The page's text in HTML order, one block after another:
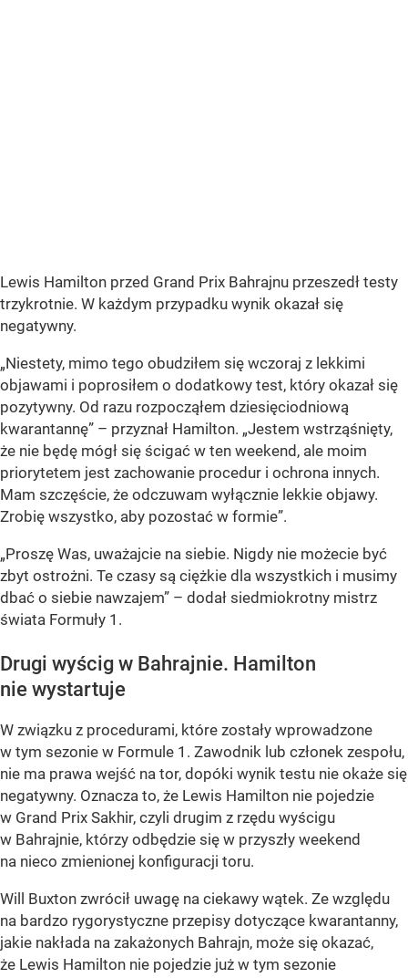
Lewis Hamilton przed Grand Prix Bahrajnu przeszedł testy
trzykrotnie. W każdym przypadku wynik okazał się
negatywny.
„Niestety, mimo tego obudziłem się wczoraj z lekkimi
objawami i poprosiłem o dodatkowy test, który okazał się
pozytywny. Od razu rozpocząłem dziesięciodniową
kwarantannę” – przyznał Hamilton. „Jestem wstrząśnięty,
że nie będę mógł się ścigać w ten weekend, ale moim
priorytetem jest zachowanie procedur i ochrona innych.
Mam szczęście, że odczuwam wyłącznie lekkie objawy.
Zrobię wszystko, aby pozostać w formie”.
„Proszę Was, uważajcie na siebie. Nigdy nie możecie być
zbyt ostrożni. Te czasy są ciężkie dla wszystkich i musimy
dbać o siebie nawzajem” – dodał siedmiokrotny mistrz
świata Formuły 1.
Drugi wyścig w Bahrajnie. Hamilton
nie wystartuje
W związku z procedurami, które zostały wprowadzone
w tym sezonie w Formule 1. Zawodnik lub członek zespołu,
nie ma prawa wejść na tor, dopóki wynik testu nie okaże się
negatywny. Oznacza to, że Lewis Hamilton nie pojedzie
w Grand Prix Sakhir, czyli drugim z rzędu wyścigu
w Bahrajnie, którzy odbędzie się w przyszły weekend
na nieco zmienionej konfiguracji toru.
Will Buxton zwrócił uwagę na ciekawy wątek. Ze względu
na bardzo rygorystyczne przepisy dotyczące kwarantanny,
jakie nakłada na zakażonych Bahrajn, może się okazać,
że Lewis Hamilton nie pojedzie już w tym sezonie